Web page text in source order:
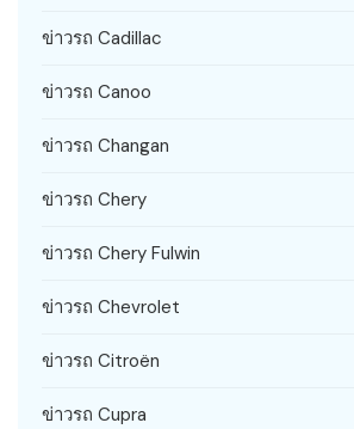
ข่าวรถ Cadillac
ข่าวรถ Canoo
ข่าวรถ Changan
ข่าวรถ Chery
ข่าวรถ Chery Fulwin
ข่าวรถ Chevrolet
ข่าวรถ Citroën
ข่าวรถ Cupra